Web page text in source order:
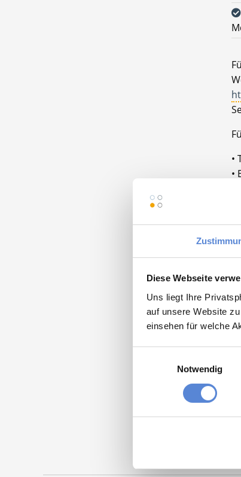
Diese Webseite
Uns liegt Ihre
auf unsere Website
einsehen für welche
Notwendig
•
•